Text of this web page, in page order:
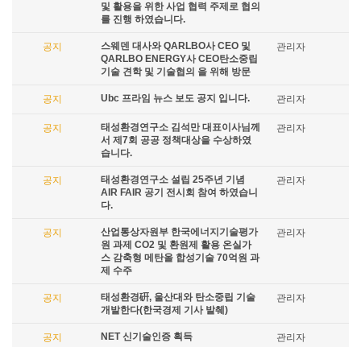
및 활용을 위한 사업 협력 주제로 협의
를 진행 하였습니다.
공지
스웨덴 대사와 QARLBO사 CEO 및
QARLBO ENERGY사 CEO탄소중립
기술 견학 및 기술협의 을 위해 방문
관리자
공지 Ubc 프라임 뉴스 보도 공지 입니다. 관리자
공지
태성환경연구소 김석만 대표이사님께
서 제7회 공공 정책대상을 수상하였
습니다.
관리자
공지
태성환경연구소 설립 25주년 기념
AIR FAIR 공기 전시회 참여 하였습니
다.
관리자
공지
산업통상자원부 한국에너지기술평가
원 과제 CO2 및 환원제 활용 온실가
스 감축형 메탄올 합성기술 70억원 과
제 수주
관리자
공지
태성환경硏, 울산대와 탄소중립 기술
개발한다(한국경제 기사 발췌)
관리자
공지 NET 신기술인증 획득 관리자